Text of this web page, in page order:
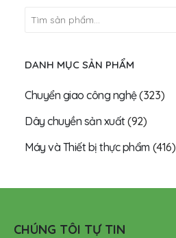
DANH MỤC SẢN PHẨM
Chuyển giao công nghệ(323)
Dây chuyền sản xuất(92)
Máy và Thiết bị thực phẩm (416)
CHÚNG TÔI TỰ TIN